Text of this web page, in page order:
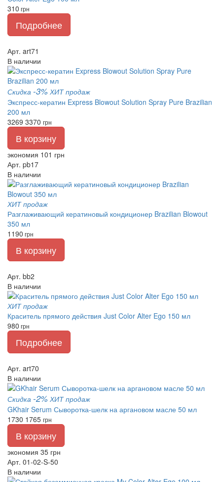
310 грн
Подробнее
Арт. art71
В наличии
Скидка -3% ХИТ продаж
Экспресс-кератин Express Blowout Solution Spray Pure Brazilian
200 мл
3269 3370 грн
В корзину
экономия 101 грн
Арт. pb17
В наличии
ХИТ продаж
Разглаживающий кератиновый кондиционер Brazilian Blowout
350 мл
1190 грн
В корзину
Арт. bb2
В наличии
ХИТ продаж
Краситель прямого действия Just Color Alter Ego 150 мл
980 грн
Подробнее
Арт. art70
В наличии
Скидка -2% ХИТ продаж
GKhair Serum Сыворотка-шелк на аргановом масле 50 мл
1730 1765 грн
В корзину
экономия 35 грн
Арт. 01-02-S-50
В наличии